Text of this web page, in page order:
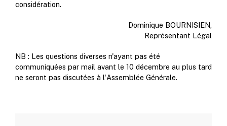
considération.
Dominique BOURNISIEN,
Représentant Légal
NB : Les questions diverses n'ayant pas été
communiquées par mail avant le 10 décembre au plus tard
ne seront pas discutées à l'Assemblée Générale.